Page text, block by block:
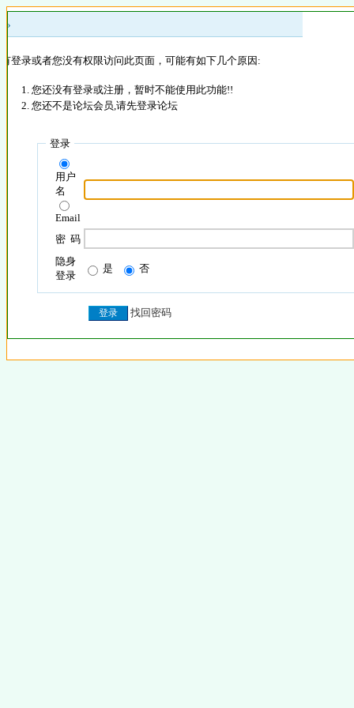
»
登录或者您没有权限访问此页面，可能有如下几个原因:
您还没有登录或注册，暂时不能使用此功能!!
您还不是论坛会员,请先登录论坛
登录
用户
名
Email
密 码
隐身
登录
是 否
找回密码